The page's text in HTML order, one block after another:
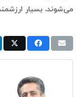
می‌شوند، بسیار